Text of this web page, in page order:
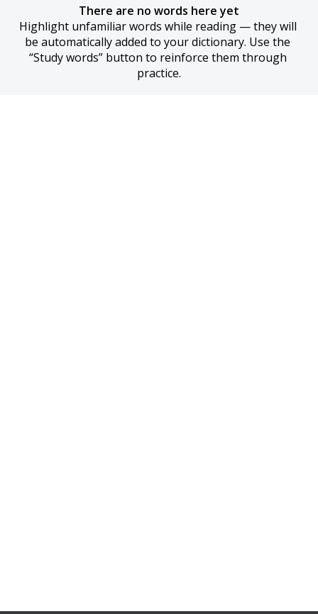
There are no words here yet
Highlight unfamiliar words while reading — they will
be automatically added to your dictionary. Use the
“Study words” button to reinforce them through
practice.